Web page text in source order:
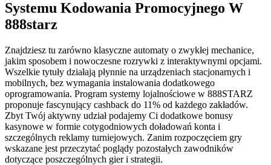
Systemu Kodowania Promocyjnego W
888starz
Znajdziesz tu zarówno klasyczne automaty o zwykłej mechanice,
jakim sposobem i nowoczesne rozrywki z interaktywnymi opcjami.
Wszelkie tytuły działają płynnie na urządzeniach stacjonarnych i
mobilnych, bez wymagania instalowania dodatkowego
oprogramowania. Program systemy lojalnościowe w 888STARZ
proponuje fascynujący cashback do 11% od każdego zakładów.
Zbyt Twój aktywny udział podajemy Ci dodatkowe bonusy
kasynowe w formie cotygodniowych doładowań konta i
szczególnych reklamy turniejowych. Zanim rozpoczęciem gry
wskazane jest przeczytać poglądy pozostałych zawodników
dotyczące poszczególnych gier i strategii.